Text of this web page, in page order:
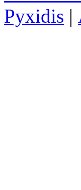
Pyxidis |